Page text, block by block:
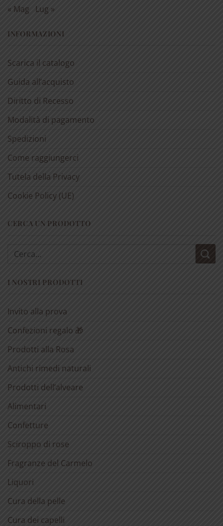
« Mag Lug »
INFORMAZIONI
Scarica il catalogo
Guida all’acquisto
Diritto di Recesso
Modalità di pagamento
Spedizioni
Come raggiungerci
Tutela della Privacy
Cookie Policy (UE)
CERCA UN PRODOTTO
Cerca:
I NOSTRI PRODOTTI
Invito alla prova
Confezioni regalo 🎁
Prodotti alla Rosa
Antichi rimedi naturali
Prodotti dell’alveare
Alimentari
Confetture
Sciroppo di rose
Fragranze del Carmelo
Liquori
Cura della pelle
Cura dei capelli